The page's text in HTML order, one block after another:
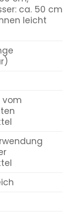
ca. 50 cm
leicht
vom